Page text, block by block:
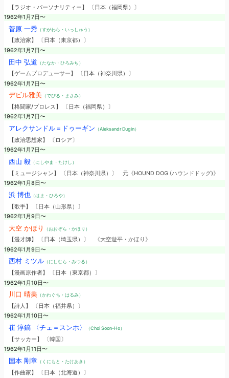
【ラジオ・パーソナリティー】 〔日本（福岡県）〕
1962年1月7日〜
菅原 一秀 （すがわら・いっしゅう）
【政治家】 〔日本（東京都）〕
1962年1月7日〜
田中 弘道 （たなか・ひろみち）
【ゲームプロデューサー】 〔日本（神奈川県）〕
1962年1月7日〜
デビル雅美（でびる・まさみ）
【格闘家/プロレス】 〔日本（福岡県）〕
1962年1月7日〜
アレクサンドル＝ドゥーギン （Aleksandr Dugin）
【政治思想家】 〔ロシア〕
1962年1月7日〜
西山 毅（にしやま・たけし）
【ミュージシャン】 〔日本（神奈川県）〕 元《HOUND DOG (ハウンドドッグ)》
1962年1月8日〜
浜 博也（はま・ひろや）
【歌手】 〔日本（山形県）〕
1962年1月9日〜
大空 かほり （おおぞら・かほり）
【漫才師】 〔日本（埼玉県）〕
《大空遊平・かほり》
1962年1月9日〜
西村 ミツル（にしむら・みつる）
【漫画原作者】 〔日本（東京都）〕
1962年1月10日〜
川口 晴美（かわぐち・はるみ）
【詩人】 〔日本（福井県）〕
1962年1月10日〜
崔 淳鎬 〈チェ＝スンホ〉 （Choi Soon-Ho）
【サッカー】 〔韓国〕
1962年1月11日〜
国本 剛章（くにもと・たけあき）
【作曲家】 〔日本（北海道）〕